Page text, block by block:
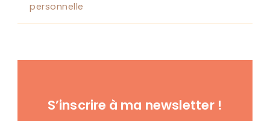
personnelle
S’inscrire à ma newsletter !